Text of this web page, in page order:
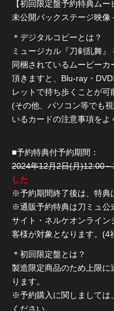
【初回限定盤予約特典ムー
未公開バックステージ映
＊デジタルコピーとは？
ミュージカル『刀剣乱舞
同梱されているムービー
頂きますと、Blu-ray・
レットで持ち歩くことが可
(その他、パソコン等でも
いるカードの注意事項をよ
■予約特典付予約期間：
2024年12月2日(月)12:00
した
※予約期間終了後は、特典
※通販予約特典は刀ミュ公
サイト・ネルケオンライ
客様が対象となります。(4
＊初回限定盤とは？
製造限定商品のため上限に
ります。
※予約購入に関しましては
ください。